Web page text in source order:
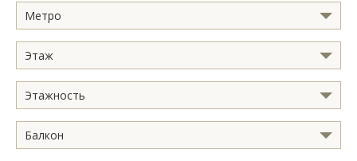
Метро
Этаж
Этажность
Балкон